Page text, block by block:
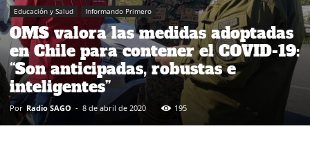
Educación y Salud Informando Primero
OMS valora las medidas adoptadas
en Chile para contener el COVID-19:
“Son anticipadas, robustas e
inteligentes”
Por Radio SAGO - 8 de abril de 2020 195